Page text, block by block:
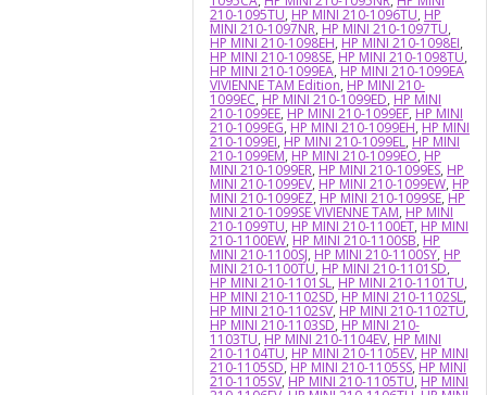
210-1095TU, HP MINI 210-1096TU, HP
MINI 210-1097NR, HP MINI 210-1097TU,
HP MINI 210-1098EH, HP MINI 210-1098EI,
HP MINI 210-1098SE, HP MINI 210-1098TU,
HP MINI 210-1099EA, HP MINI 210-1099EA
VIVIENNE TAM Edition, HP MINI 210-
1099EC, HP MINI 210-1099ED, HP MINI
210-1099EE, HP MINI 210-1099EF, HP MINI
210-1099EG, HP MINI 210-1099EH, HP MINI
210-1099EI, HP MINI 210-1099EL, HP MINI
210-1099EM, HP MINI 210-1099EO, HP
MINI 210-1099ER, HP MINI 210-1099ES, HP
MINI 210-1099EV, HP MINI 210-1099EW, HP
MINI 210-1099EZ, HP MINI 210-1099SE, HP
MINI 210-1099SE VIVIENNE TAM, HP MINI
210-1099TU, HP MINI 210-1100ET, HP MINI
210-1100EW, HP MINI 210-1100SB, HP
MINI 210-1100SJ, HP MINI 210-1100SY, HP
MINI 210-1100TU, HP MINI 210-1101SD,
HP MINI 210-1101SL, HP MINI 210-1101TU,
HP MINI 210-1102SD, HP MINI 210-1102SL,
HP MINI 210-1102SV, HP MINI 210-1102TU,
HP MINI 210-1103SD, HP MINI 210-
1103TU, HP MINI 210-1104EV, HP MINI
210-1104TU, HP MINI 210-1105EV, HP MINI
210-1105SD, HP MINI 210-1105SS, HP MINI
210-1105SV, HP MINI 210-1105TU, HP MINI